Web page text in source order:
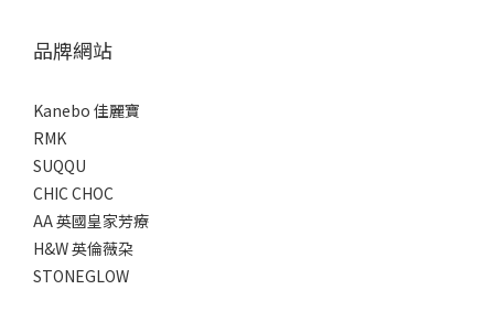
品牌網站
Kanebo 佳麗寶
RMK
SUQQU
CHIC CHOC
AA 英國皇家芳療
H&W 英倫薇朶
STONEGLOW